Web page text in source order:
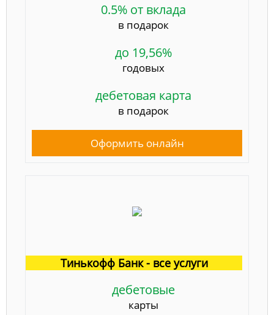
0.5% от вклада
в подарок
до 19,56%
годовых
дебетовая карта
в подарок
Оформить онлайн
Тинькофф Банк - все услуги
дебетовые
карты